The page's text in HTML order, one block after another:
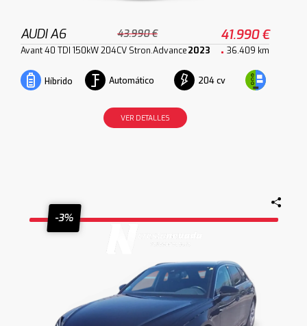
AUDI A6 43.990 € 41.990 €
Avant 40 TDI 150kW 204CV Stron.Advance2023 36.409 km
Híbrido Automático 204 cv
VER DETALLES
-3%